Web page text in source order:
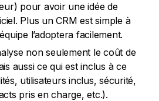
pour avoir une idée de
Plus un CRM est simple à
l’adoptera facilement.
non seulement le coût de
aussi ce qui est inclus à ce
utilisateurs inclus, sécurité,
pris en charge, etc.).